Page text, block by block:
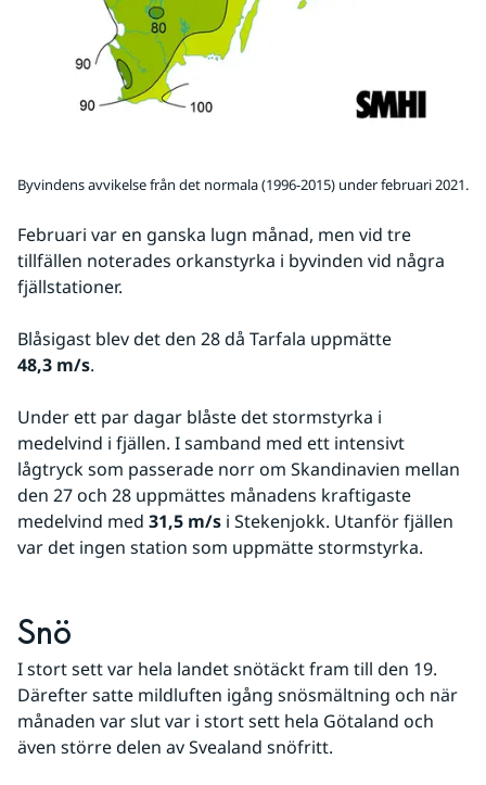
Byvindens avvikelse från det normala (1996-2015) under februari 2021.
Februari var en ganska lugn månad, men vid tre
tillfällen noterades orkanstyrka i byvinden vid några
fjällstationer.
48,3 m/s.
Under ett par dagar blåste det stormstyrka i
medelvind i fjällen. I samband med ett intensivt
lågtryck som passerade norr om Skandinavien mellan
den 27 och 28 uppmättes månadens kraftigaste
medelvind med 31,5 m/s i Stekenjokk. Utanför fjällen
var det ingen station som uppmätte stormstyrka.
Snö
I stort sett var hela landet snötäckt fram till den 19.
Därefter satte mildluften igång snösmältning och när
månaden var slut var i stort sett hela Götaland och
även större delen av Svealand snöfritt.